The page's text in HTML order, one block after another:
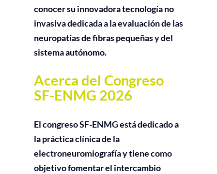
conocer su innovadora tecnología no
invasiva dedicada a la evaluación de las
neuropatías de fibras pequeñas y del
sistema autónomo.
Acerca del Congreso
SF-ENMG 2026
El congreso SF-ENMG está dedicado a
la práctica clínica de la
electroneuromiografía y tiene como
objetivo fomentar el intercambio